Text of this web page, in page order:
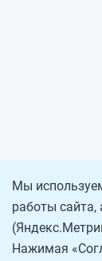
Мы
работы сайта,
Нажимая